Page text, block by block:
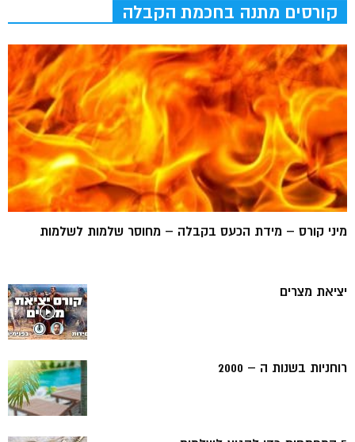
קורסים מתנה בחכמת הקבלה
מיני קורס – מידת הכעס בקבלה – מחוסר שלמות לשלמות
יציאת מצרים
רוחניות בשנות ה – 2000